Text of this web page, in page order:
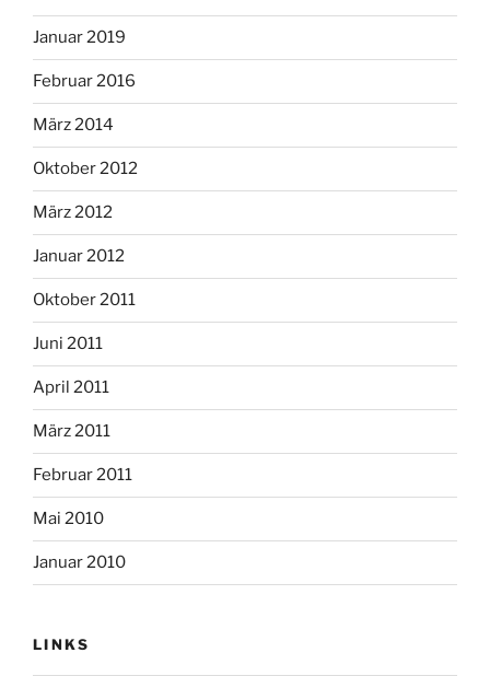
Januar 2019
Februar 2016
März 2014
Oktober 2012
März 2012
Januar 2012
Oktober 2011
Juni 2011
April 2011
März 2011
Februar 2011
Mai 2010
Januar 2010
LINKS